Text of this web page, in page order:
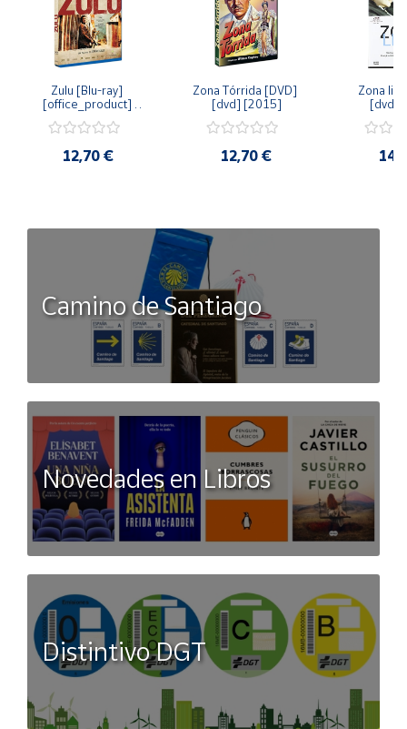
Zulu [Blu-ray]
[office_product]
12,70 €
Zona Tórrida [DVD]
[dvd] [2015]
12,70 €
Zona
[dvd]
Camino de Santiago
Novedades en Libros
Distintivo DGT